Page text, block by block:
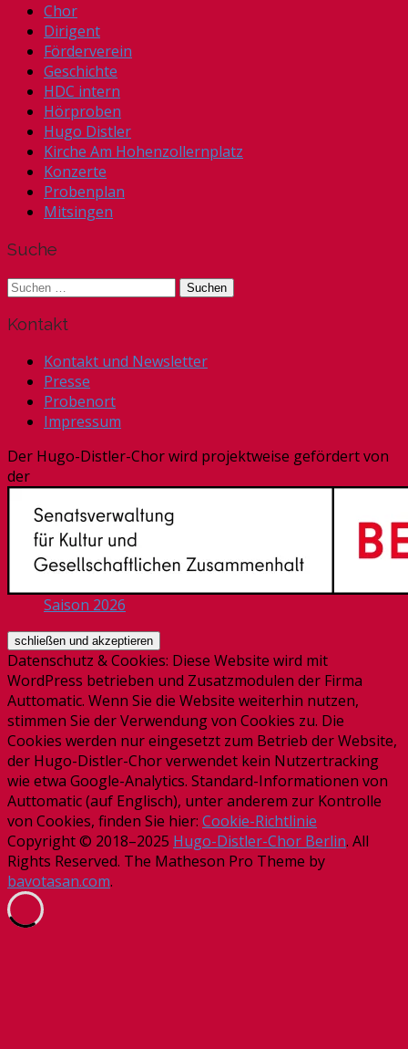
Chor
Dirigent
Förderverein
Geschichte
HDC intern
Hörproben
Hugo Distler
Kirche Am Hohenzollernplatz
Konzerte
Probenplan
Mitsingen
Suche
Suchen
Kontakt
Kontakt und Newsletter
Presse
Probenort
Impressum
Der Hugo-Distler-Chor wird projektweise gefördert von
der
Saison 2026
Datenschutz & Cookies: Diese Website wird mit
WordPress betrieben und Zusatzmodulen der Firma
Auttomatic. Wenn Sie die Website weiterhin nutzen,
stimmen Sie der Verwendung von Cookies zu. Die
Cookies werden nur eingesetzt zum Betrieb der Website,
der Hugo-Distler-Chor verwendet kein Nutzertracking
wie etwa Google-Analytics. Standard-Informationen von
Auttomatic (auf Englisch), unter anderem zur Kontrolle
von Cookies, finden Sie hier: Cookie-Richtlinie
Copyright © 2018–2025 Hugo-Distler-Chor Berlin. All
Rights Reserved. The Matheson Pro Theme by
bavotasan.com.